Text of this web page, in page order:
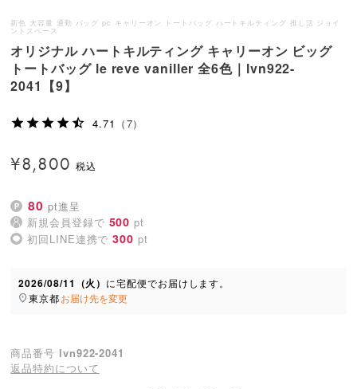
新色 大容量 通勤 バッグ pc キャリーオン トートバッグ ハートキルティング 推し活 ジョイ
ントスペース
オリジナル ハートキルティング キャリーオン ビッグ
トートバッグ le reve vaniller 全6色｜lvn922-
2041【9】
4.71 （7）
¥8,800
80 pt進呈
新規会員登録で 500 pt
初回LINE連携で 300 pt
2026/08/11（火） に宅配便でお届けします。
東京都お届け先を変更
商品番号 lvn922-2041
返品特約について